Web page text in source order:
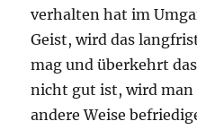
verhalten hat im
Geist, wird das
mag und überkehrt
nicht gut ist, wird man
andere Weise